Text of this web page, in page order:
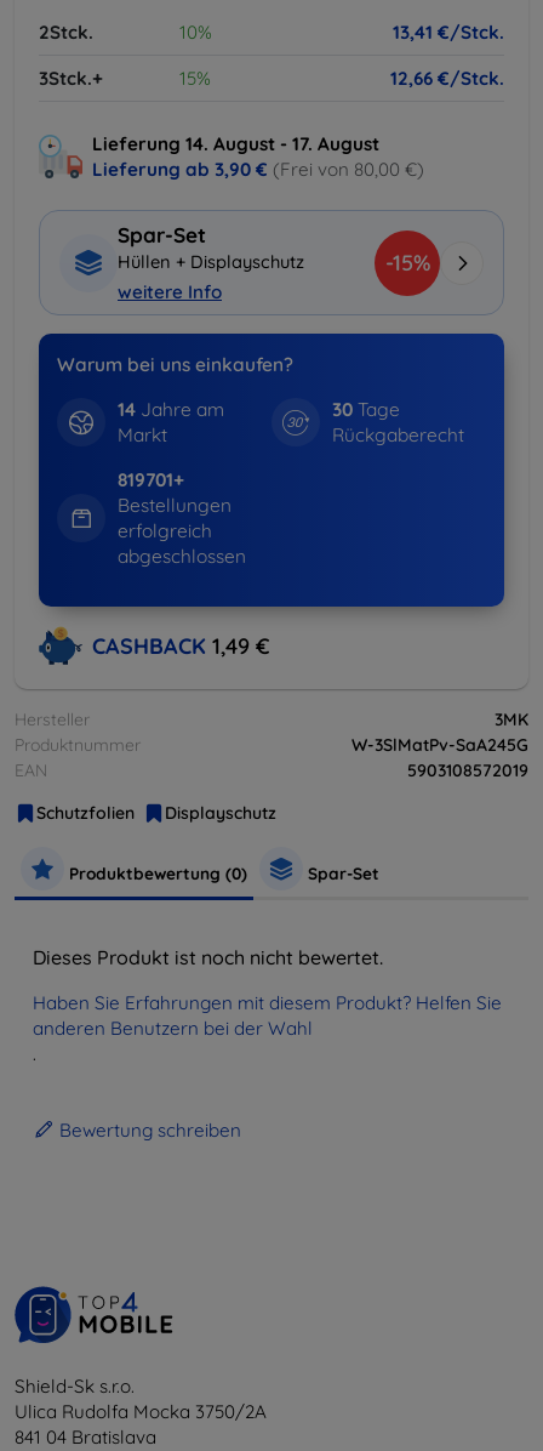
2Stck.
10%
13,41 €/Stck.
3Stck.+
15% 12,66 €/Stck.
Lieferung 14. August - 17. August
Lieferung ab 3,90 € (Frei von 80,00 €)
Spar-Set
Hüllen + Displayschutz
weitere Info
-15%
Warum bei uns einkaufen?
14Jahre am
Markt
30 Tage
Rückgaberecht
819701+
Bestellungen
erfolgreich
abgeschlossen
CASHBACK 1,49 €
Hersteller
3MK
Produktnummer
W-3SlMatPv-SaA245G
EAN
5903108572019
Schutzfolien
Displayschutz
Produktbewertung (0) Spar-Set
Dieses Produkt ist noch nicht bewertet.
Haben Sie Erfahrungen mit diesem Produkt? Helfen Sie
anderen Benutzern bei der Wahl
.
Bewertung schreiben
Shield-Sk s.r.o.
Ulica Rudolfa Mocka 3750/2A
841 04 Bratislava